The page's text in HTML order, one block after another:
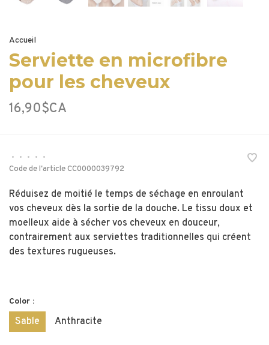
Accueil
Serviette en microfibre
pour les cheveux
16,90$CA
• • • •
•
Code de l'articleCC0000039792
Réduisez de moitié le temps de séchage en enroulant
vos cheveux dès la sortie de la douche. Le tissu doux et
moelleux aide à sécher vos cheveux en douceur,
contrairement aux serviettes traditionnelles qui créent
des textures rugueuses.
Color :
Sable Anthracite